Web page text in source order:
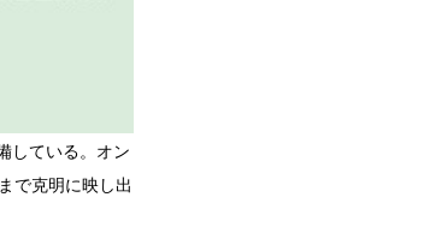
している。オン
で克明に映し出